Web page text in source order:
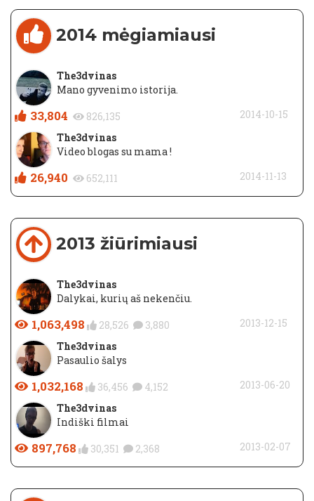
2014 mėgiamiausi
The3dvinas
Mano gyvenimo istorija.
33,804 826,135
2014-10-15
The3dvinas
Video blogas su mama !
26,940 652,111 2014-11-13
2013 žiūrimiausi
The3dvinas
Dalykai, kurių aš nekenčiu.
1,063,498 28,526 3,880
2013-12-15
The3dvinas
Pasaulio šalys
1,032,168 36,456 4,152
2013-06-20
The3dvinas
Indiški filmai
897,768 30,351 2,368 2013-02-07